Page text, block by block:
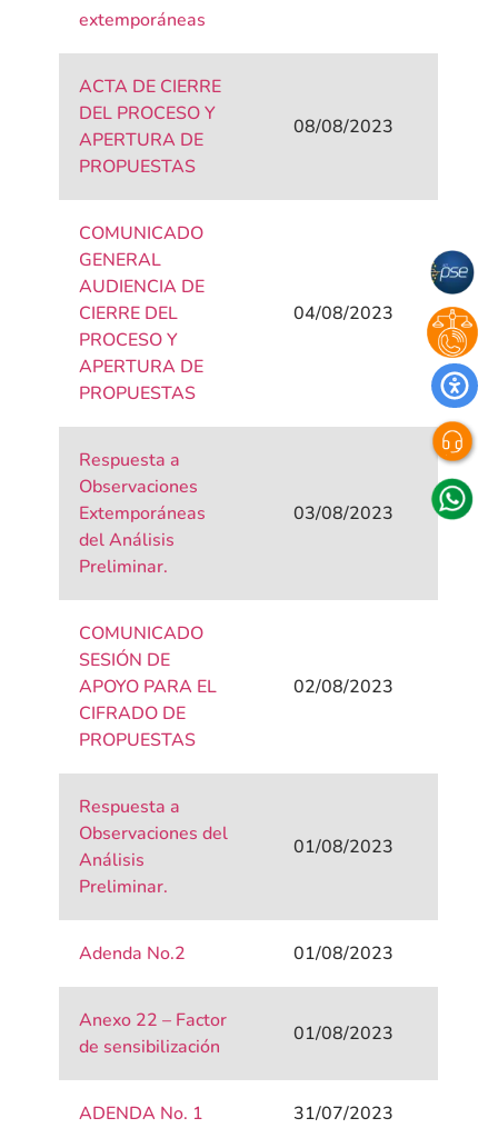
extemporáneas
ACTA DE CIERRE
DEL PROCESO Y
APERTURA DE
PROPUESTAS
08/08/2023
COMUNICADO
GENERAL
AUDIENCIA DE
CIERRE DEL
PROCESO Y
APERTURA DE
PROPUESTAS
04/08/2023
Respuesta a
Observaciones
Extemporáneas
del Análisis
Preliminar.
03/08/2023
COMUNICADO
SESIÓN DE
APOYO PARA EL
CIFRADO DE
PROPUESTAS
02/08/2023
Respuesta a
Observaciones del
Análisis
Preliminar.
01/08/2023
Adenda No.2 01/08/2023
Anexo 22 – Factor
de sensibilización
01/08/2023
ADENDA No. 1 31/07/2023